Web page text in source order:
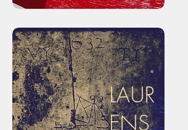
LAUR
ENS